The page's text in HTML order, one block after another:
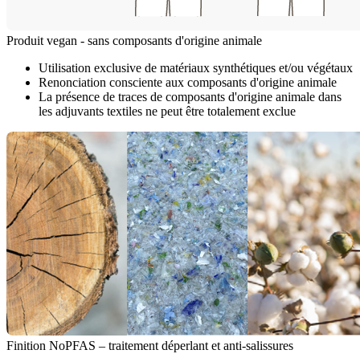
Produit vegan - sans composants d'origine animale
Utilisation exclusive de matériaux synthétiques et/ou végétaux
Renonciation consciente aux composants d'origine animale
La présence de traces de composants d'origine animale dans
les adjuvants textiles ne peut être totalement exclue
Finition NoPFAS – traitement déperlant et anti-salissures